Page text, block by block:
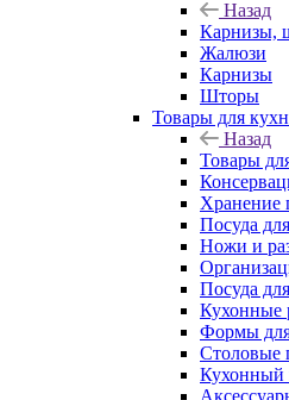
Назад
Карнизы,
Жалюзи
Карнизы
Шторы
Товары для
Назад
Товары
Хранение
Посуда
Ножи и
Посуда
Кухонные
Формы
Столовые
Кухонный